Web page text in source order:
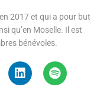
2017 et qui a pour but
qu’en Moselle. Il est
bénévoles.